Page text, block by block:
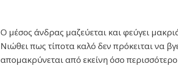
Ο μέσος άνδρας μαζεύεται και φεύγει
Νιώθει πως τίποτα καλό δεν πρόκειται να
απομακρύνεται από εκείνη όσο